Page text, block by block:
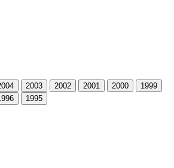
2003 2002 2001 2000
1999
1995